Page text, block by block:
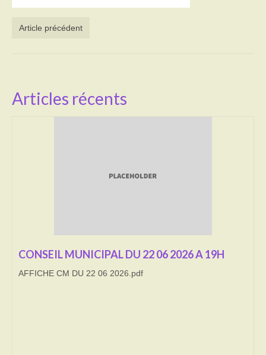
Heures d’ouverture
Démarches administratives
Salle polyvalente
Culte
Correspondants de presse
Article précédent
Articles récents
CONSEIL MUNICIPAL DU 22 06 2026 A 19H
AFFICHE CM DU 22 06 2026.pdf